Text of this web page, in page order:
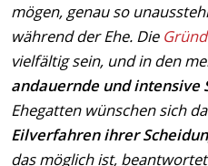
mögen, genau so
während der Ehe. Die
vielfältig sein, und in den
andauernde und intensive
Ehegatten wünschen sich
Eilverfahren ihrer
das möglich ist,